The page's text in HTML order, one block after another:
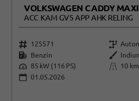
VOLKSWAGEN CADDY MAXI
ACC KAM GV5 APP AHK RELING
125571
Benzin
85 kW (116 PS)
10 km
01.05.2026